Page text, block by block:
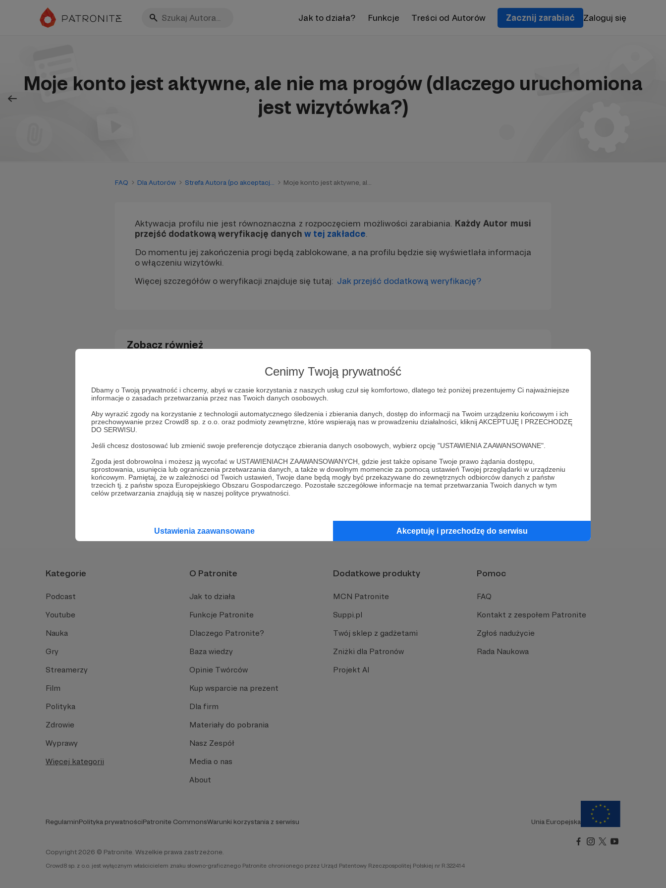
Cenimy Twoją prywatność
Dbamy o Twoją prywatność i chcemy, abyś w czasie korzystania z naszych usług czuł się komfortowo, dlatego też poniżej prezentujemy Ci najważniejsze
informacje o zasadach przetwarzania przez nas Twoich danych osobowych.
Aby wyrazić zgody na korzystanie z technologii automatycznego śledzenia i zbierania danych, dostęp do informacji na Twoim urządzeniu końcowym i ich
przechowywanie przez Crowd8 sp. z o.o. oraz podmioty zewnętrzne, które wspierają nas w prowadzeniu działalności, kliknij AKCEPTUJĘ I PRZECHODZĘ
DO SERWISU.
Jeśli chcesz dostosować lub zmienić swoje preferencje dotyczące zbierania danych osobowych, wybierz opcję "USTAWIENIA ZAAWANSOWANE".
Zgoda jest dobrowolna i możesz ją wycofać w USTAWIENIACH ZAAWANSOWANYCH, gdzie jest także opisane Twoje prawo żądania dostępu,
sprostowania, usunięcia lub ograniczenia przetwarzania danych, a także w dowolnym momencie za pomocą ustawień Twojej przeglądarki w urządzeniu
końcowym. Pamiętaj, że w zależności od Twoich ustawień, Twoje dane będą mogły być przekazywane do zewnętrznych odbiorców danych z państw
trzecich tj. z państw spoza Europejskiego Obszaru Gospodarczego. Pozostałe szczegółowe informacje na temat przetwarzania Twoich danych w tym
celów przetwarzania znajdują się w naszej polityce prywatności.
Ustawienia zaawansowane Akceptuję i przechodzę do serwisu
Jak to działa? Funkcje Treści od Autorów Zacznij zarabiać Zaloguj się
Moje konto jest aktywne, ale nie ma progów (dlaczego uruchomiona
jest wizytówka?)
FAQ Dla Autorów Strefa Autora (po akceptacj... Moje konto jest aktywne, al...
Aktywacja profilu nie jest równoznaczna z rozpoczęciem możliwości zarabiania. Każdy Autor musi
przejść dodatkową weryfikację danych w tej zakładce
Do momentu jej zakończenia progi będą zablokowane, a na profilu będzie się wyświetlała informacja
o włączeniu wizytówki.
Więcej szczegółów o weryfikacji znajduje się tutaj: Jak przejść dodatkową weryfikację?
Zobacz również
Gdzie mogę znaleźć listę moich Patronów?
Jak działają posty na Patronite?
Jak przejść dodatkową weryfikację?
Zmieniły się moje dane - jak ponownie przejść weryfikację?
Nie znalazłeś odpowiedzi na wyszukiwane pytanie?
Kategorie
Podcast
Youtube
Nauka
Gry
Streamerzy
Film
Polityka
Zdrowie
Wyprawy
Więcej kategorii
O Patronite
Jak to działa
Funkcje Patronite
Dlaczego Patronite?
Baza wiedzy
Opinie Twórców
Kup wsparcie na prezent
Dla firm
Materiały do pobrania
Nasz Zespół
Media o nas
About
Dodatkowe produkty
MCN Patronite
Suppi.pl
Twój sklep z gadżetami
Zniżki dla Patronów
Projekt AI
Pomoc
FAQ
Kontakt z zespołem Patronite
Zgłoś nadużycie
Rada Naukowa
RegulaminPolityka prywatnościPatronite CommonsWarunki korzystania z serwisu Unia Europejska
Copyright 2026 © Patronite. Wszelkie prawa zastrzeżone.
Crowd8 sp. z o.o. jest wyłącznym właścicielem znaku słowno-graficznego Patronite chronionego przez Urząd Patentowy Rzeczpospolitej Polskiej nr R.322414